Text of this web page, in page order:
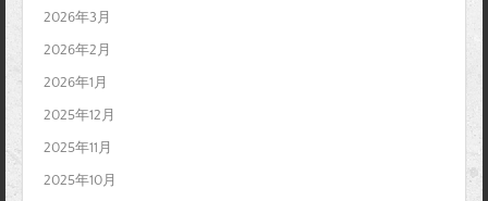
2026年3月
2026年2月
2026年1月
2025年12月
2025年11月
2025年10月